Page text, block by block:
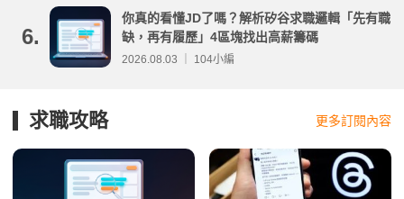
6.
你真的看懂JD了嗎？解析矽谷求職邏輯「先有職
缺，再有履歷」4區塊找出高薪籌碼
2026.08.03 ｜ 104小編
求職攻略 更多訂閱內容